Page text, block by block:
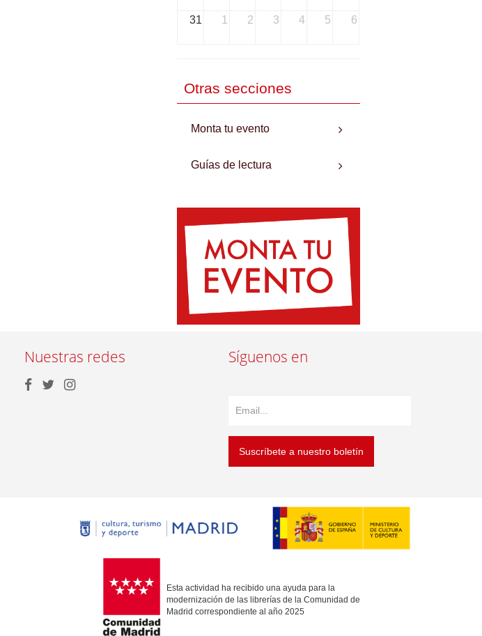
31 1 2 3 4 5 6
Otras secciones
Monta tu evento
Guías de lectura
Nuestras redes Síguenos en
Suscríbete a nuestro boletín
Esta actividad ha recibido una ayuda para la
modernización de las librerías de la Comunidad de
Madrid correspondiente al año 2025